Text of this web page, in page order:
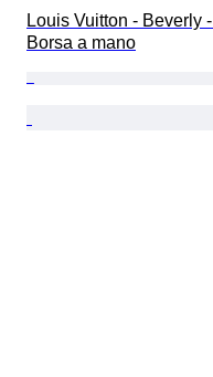
Louis Vuitton - Beverly -
Borsa a mano